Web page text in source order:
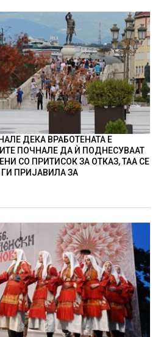
ДЕКА ВРАБОТЕНАТА Е
ПОЧНАЛЕ ДА Ѝ ПОДНЕСУВААТ
СО ПРИТИСОК ЗА ОТКАЗ, ТАА СЕ
ПРИЈАВИЛА ЗА